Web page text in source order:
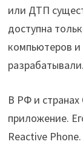
или ДТП
доступна
компьютеров и
разрабатывали.
В РФ и
приложение.
Reactive